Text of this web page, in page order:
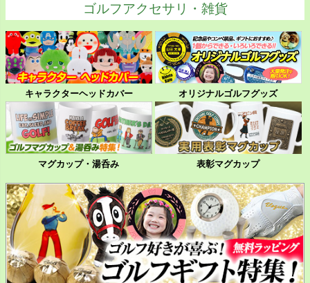
ゴルフアクセサリ・雑貨
キャラクターヘッドカバー オリジナルゴルフグッズ
マグカップ・湯呑み 表彰マグカップ